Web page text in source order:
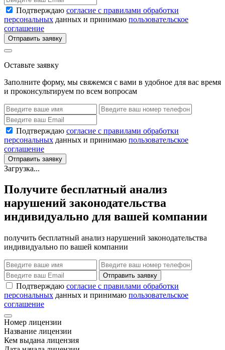
Подтверждаю согласие с правилами обработки
персональных данных и принимаю пользовательское
соглашение
Отправить заявку
Оставьте заявку
Заполните форму, мы свяжемся с вами в удобное для вас время
и проконсультируем по всем вопросам
Подтверждаю согласие с правилами обработки
персональных данных и принимаю пользовательское
соглашение
Отправить заявку
Загрузка...
Получите бесплатный анализ
нарушений законодательства
индивидуально для вашей компании
получить бесплатный анализ нарушений законодательства
индивидуально по вашей компании
Отправить заявку
Подтверждаю согласие с правилами обработки
персональных данных и принимаю пользовательское
соглашение
Номер лицензии
Название лицензии
Кем выдана лицензия